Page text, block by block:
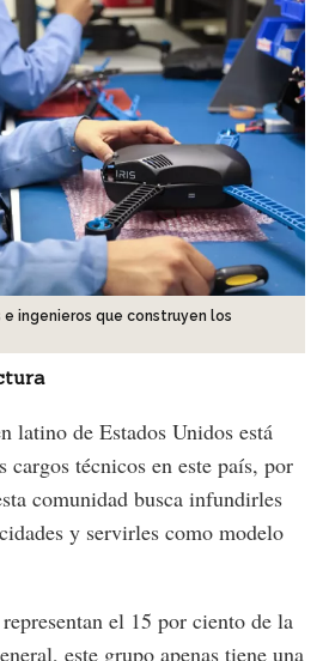
ingenieros que construyen los
latino de Estados Unidos está
cargos técnicos en este país, por
comunidad busca infundirles
y servirles como modelo
el 15 por ciento de la
este grupo apenas tiene una